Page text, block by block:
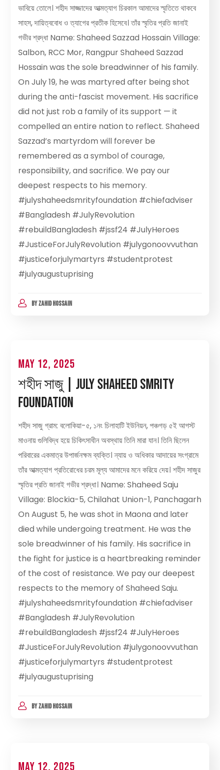
ভাবিয়ে তোলে। শহীদ সাজ্জাদের আত্মত্যাগ চিরকাল আমাদের স্মৃতিতে থাকবে
সাহস, দায়িত্ববোধ ও ত্যাগের প্রতীক হিসেবে। তাঁর স্মৃতির প্রতি জানাই
গভীর শ্রদ্ধা Name: Shaheed Sazzad Hossain Village:
Salbon, RCC Mor, Rangpur Shaheed Sazzad
Hossain was the sole breadwinner of his family.
On July 19, he was martyred after being shot
during the anti-fascist movement. His sacrifice
did not just rob a family of its support — it
compelled an entire nation to reflect. Shaheed
Sazzad’s martyrdom will forever be
remembered as a symbol of courage,
responsibility, and sacrifice. We pay our
deepest respects to his memory.
#julyshaheedsmrityfoundation #chiefadviser
#Bangladesh #JulyRevolution
#rebuildBangladesh #jssf24 #JulyHeroes
#JusticeForJulyRevolution #julygonoovvuthan
#justiceforjulymartyrs #studentprotest
#julyaugustuprising
BYZAHID HOSSAIN
May 12, 2025
শহীদ সাজু | July Shaheed Smrity
Foundation
শহীদ সাজু গ্রাম: বলোকিয়া-৫, ১নং চিলাহাটি ইউনিয়ন, পঞ্চগড় ৫ই আগস্ট
মাওনায় গুলিবিদ্ধ হয়ে চিকিৎসাধীন অবস্থায় তিনি মারা যান। তিনি ছিলেন
পরিবারের একমাত্র উপার্জনক্ষম ব্যক্তি। ন্যায় ও অধিকার আদায়ের সংগ্রামে
তাঁর আত্মত্যাগ প্রতিরোধের চরম মূল্য আমাদের মনে করিয়ে দেয়। শহীদ সাজুর
স্মৃতির প্রতি জানাই গভীর শ্রদ্ধা। Name: Shaheed Saju
Village: Blockia-5, Chilahat Union-1, Panchagarh
On August 5, he was shot in Maona and later
died while undergoing treatment. He was the
sole breadwinner of his family. His sacrifice in
the fight for justice is a heartbreaking reminder
of the cost of resistance. We pay our deepest
respects to the memory of Shaheed Saju.
#julyshaheedsmrityfoundation #chiefadviser
#Bangladesh #JulyRevolution
#rebuildBangladesh #jssf24 #JulyHeroes
#JusticeForJulyRevolution #julygonoovvuthan
#justiceforjulymartyrs #studentprotest
#julyaugustuprising
BYZAHID HOSSAIN
May 12, 2025